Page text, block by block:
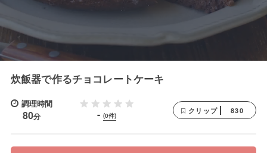
炊飯器で作るチョコレートケーキ
調理時間
80分 - (0件)
クリップ 830